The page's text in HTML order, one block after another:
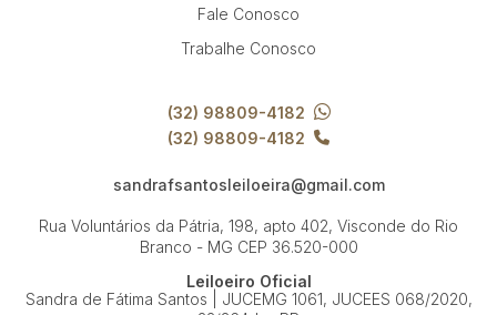
Fale Conosco
Trabalhe Conosco
(32) 98809-4182
(32) 98809-4182
sandrafsantosleiloeira@gmail.com
Rua Voluntários da Pátria, 198, apto 402, Visconde do Rio
Branco - MG CEP 36.520-000
Leiloeiro Oficial
Sandra de Fátima Santos | JUCEMG 1061, JUCEES 068/2020,